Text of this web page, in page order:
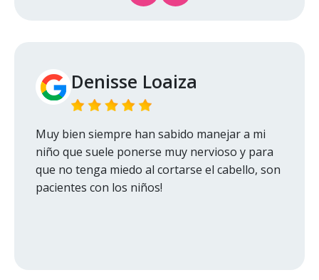
Denisse Loaiza
Muy bien siempre han sabido manejar a mi
niño que suele ponerse muy nervioso y para
que no tenga miedo al cortarse el cabello, son
pacientes con los niños!